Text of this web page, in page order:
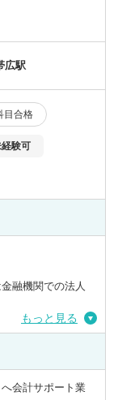
広駅
目合格
験可
融機関での法人
もっと見る
会計サポート業